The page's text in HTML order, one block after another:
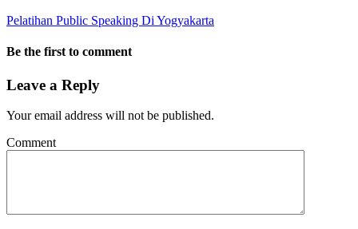
Pelatihan Public Speaking Di Yogyakarta
Be the first to comment
Leave a Reply
Your email address will not be published.
Comment